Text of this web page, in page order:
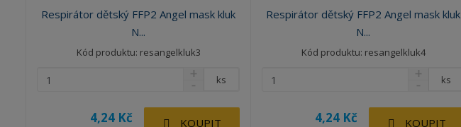
Respirátor dětský FFP2 Angel mask kluk
N...
Kód produktu: resangelkluk3
4,24 Kč
ks
KOUPIT
Respirátor dětský FFP2 Angel mask kluk
N...
Kód produktu: resangelkluk4
4,24 Kč
ks
KOUPIT